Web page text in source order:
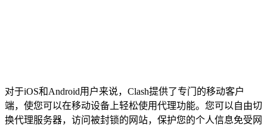
对于iOS和Android用户来说，Clash提供了专门的移动客户
端，使您可以在移动设备上轻松使用代理功能。您可以自由切
换代理服务器，访问被封锁的网站，保护您的个人信息免受网